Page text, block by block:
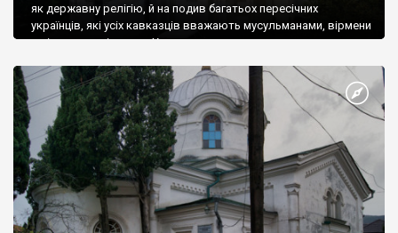
як державну релігію, й на подив багатьох пересічних
українців, які усіх кавказців вважають мусульманами, вірмени
є відданими вірянами Христа